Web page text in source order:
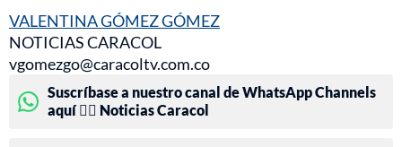
VALENTINA GÓMEZ GÓMEZ
NOTICIAS CARACOL
vgomezgo@caracoltv.com.co
Suscríbase a nuestro canal de WhatsApp Channels
aquí 👉🏻 Noticias Caracol